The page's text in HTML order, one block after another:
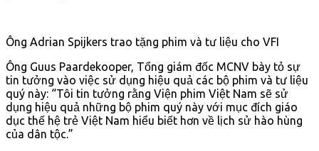
Ông Adrian Spijkers trao tặng phim và tư liệu cho VFI
Ông Guus Paardekooper, Tổng giám đốc MCNV bày tỏ sự
tin tưởng vào việc sử dụng hiệu quả các bộ phim và tư liệu
quý này: “Tôi tin tưởng rằng Viện phim Việt Nam sẽ sử
dụng hiệu quả những bộ phim quý này với mục đích giáo
dục thế hệ trẻ Việt Nam hiểu biết hơn về lịch sử hào hùng
của dân tộc.”